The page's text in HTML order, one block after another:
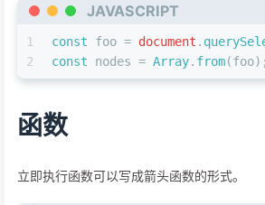
JAVASCRIPT
1
2
const foo = document .
const nodes = Array. from(foo);
函数
立即执行函数可以写成箭头函数的形式。